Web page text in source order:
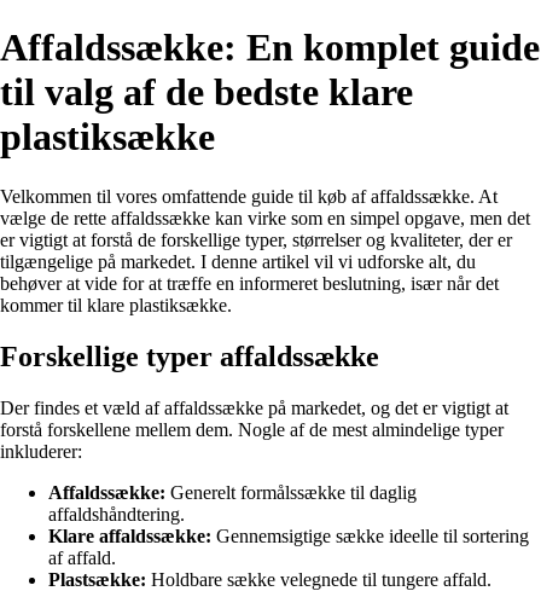
Affaldssække: En komplet guide
til valg af de bedste klare
plastiksække
Velkommen til vores omfattende guide til køb af affaldssække. At
vælge de rette affaldssække kan virke som en simpel opgave, men det
er vigtigt at forstå de forskellige typer, størrelser og kvaliteter, der er
tilgængelige på markedet. I denne artikel vil vi udforske alt, du
behøver at vide for at træffe en informeret beslutning, især når det
kommer til klare plastiksække.
Forskellige typer affaldssække
Der findes et væld af affaldssække på markedet, og det er vigtigt at
forstå forskellene mellem dem. Nogle af de mest almindelige typer
inkluderer:
Affaldssække: Generelt formålssække til daglig
affaldshåndtering.
Klare affaldssække: Gennemsigtige sække ideelle til sortering
af affald.
Plastsække: Holdbare sække velegnede til tungere affald.